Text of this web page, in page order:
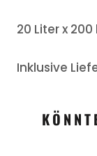
20 Liter x
Inklusive